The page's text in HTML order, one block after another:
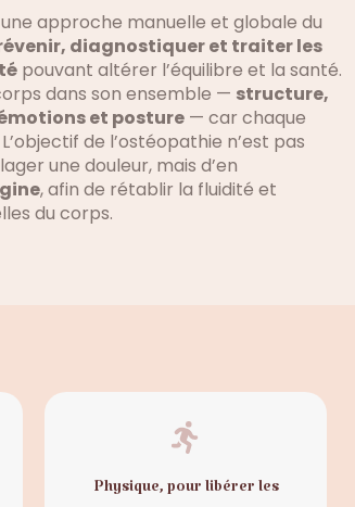
approche manuelle et globale du
diagnostiquer et traiter les
pouvant altérer l’équilibre et la santé.
dans son ensemble — structure,
et posture — car chaque
de l’ostéopathie n’est pas
une douleur, mais d’en
, afin de rétablir la fluidité et
du corps.
Physique, pour libérer les